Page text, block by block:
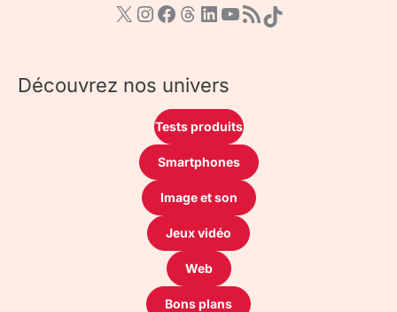
Découvrez nos univers
Tests produits
Smartphones
Image et son
Jeux vidéo
Web
Bons plans